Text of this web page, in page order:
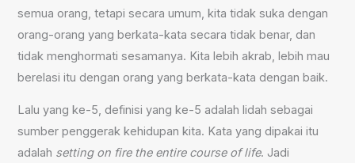
semua orang, tetapi secara umum, kita tidak suka dengan
orang-orang yang berkata-kata secara tidak benar, dan
tidak menghormati sesamanya. Kita lebih akrab, lebih mau
berelasi itu dengan orang yang berkata-kata dengan baik.
Lalu yang ke-5, definisi yang ke-5 adalah lidah sebagai
sumber penggerak kehidupan kita. Kata yang dipakai itu
adalah setting on fire the entire course of life. Jadi